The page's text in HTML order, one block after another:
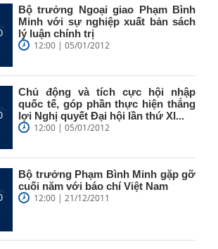
Bộ trưởng Ngoại giao Phạm Bình
Minh với sự nghiệp xuất bản sách
lý luận chính trị
12:00 | 05/01/2012
Chủ động và tích cực hội nhập
quốc tế, góp phần thực hiện thắng
lợi Nghị quyết Ðại hội lần thứ XI...
12:00 | 05/01/2012
Bộ trưởng Phạm Bình Minh gặp gỡ
cuối năm với báo chí Việt Nam
12:00 | 21/12/2011